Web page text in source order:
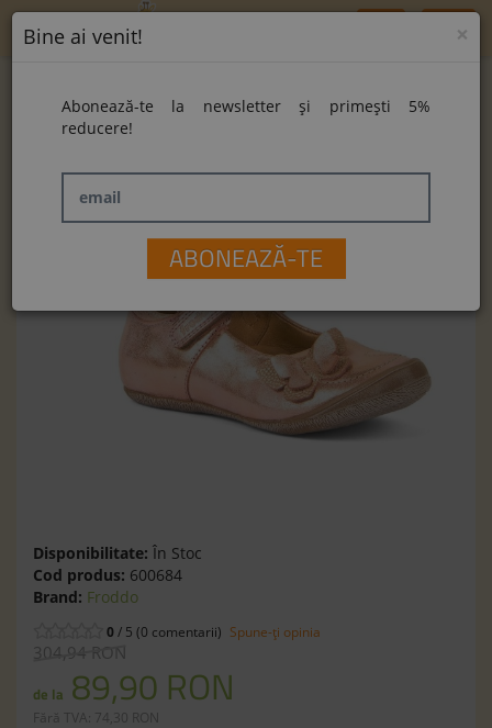
Home Balerini Froddo G3140134-1 Pink Shine
Balerini Froddo G3140134-1 Pink Shine
Disponibilitate: În Stoc
Cod produs: 600684
Brand: Froddo
0/ 5 (0 comentarii) Spune-ţi opinia
304,94 RON
de la 89,90 RON
Fără TVA: 74,30 RON
×
Bine ai venit!
Abonează-te la newsletter și primești 5%
reducere!
email
ABONEAZĂ-TE